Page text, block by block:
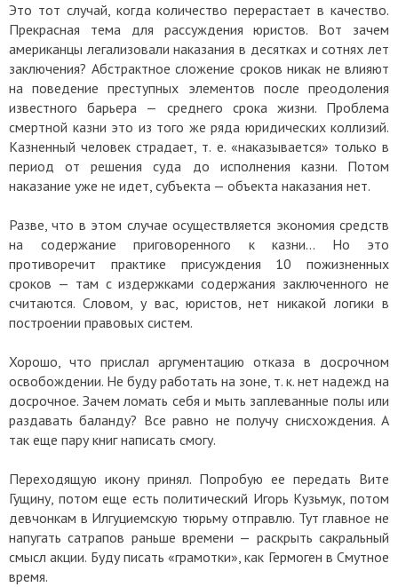
Это тот случай, когда количество перерастает в качество.
Прекрасная тема для рассуждения юристов. Вот зачем
американцы легализовали наказания в десятках и сотнях лет
заключения? Абстрактное сложение сроков никак не влияют
на поведение преступных элементов после преодоления
известного барьера — среднего срока жизни. Проблема
смертной казни это из того же ряда юридических коллизий.
Казненный человек страдает, т. е. «наказывается» только в
период от решения суда до исполнения казни. Потом
наказание уже не идет, субъекта — объекта наказания нет.
Разве, что в этом случае осуществляется экономия средств
на содержание приговоренного к казни... Но это
противоречит практике присуждения 10 пожизненных
сроков — там с издержками содержания заключенного не
считаются. Словом, у вас, юристов, нет никакой логики в
построении правовых систем.
Хорошо, что прислал аргументацию отказа в досрочном
освобождении. Не буду работать на зоне, т. к. нет надежд на
досрочное. Зачем ломать себя и мыть заплеванные полы или
раздавать баланду? Все равно не получу снисхождения. А
так еще пару книг написать смогу.
Переходящую икону принял. Попробую ее передать Вите
Гущину, потом еще есть политический Игорь Кузьмук, потом
девчонкам в Илгуциемскую тюрьму отправлю. Тут главное не
напугать сатрапов раньше времени — раскрыть сакральный
смысл акции. Буду писать «грамотки», как Гермоген в Смутное
время.